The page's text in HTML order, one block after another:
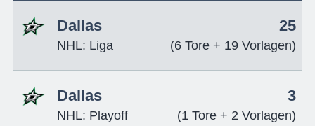
Dallas
NHL: Liga
25
(6 Tore + 19 Vorlagen)
Dallas
NHL: Playoff
3
(1 Tore + 2 Vorlagen)